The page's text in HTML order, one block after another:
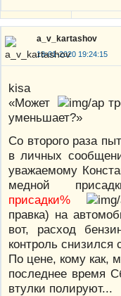
a_v_kartashov
18-01-2020 19:24:15
kisa
«Может
уменьшает?»
Со второго раза
в личных
уважаемому
медной
присадки%
правка) на
вот, расход
контроль снизился
По цене, кому как,
последнее время
втулки полируют...